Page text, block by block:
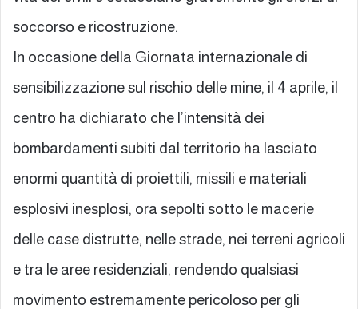
soccorso e ricostruzione.
In occasione della Giornata internazionale di
sensibilizzazione sul rischio delle mine, il 4 aprile, il
centro ha dichiarato che l’intensità dei
bombardamenti subiti dal territorio ha lasciato
enormi quantità di proiettili, missili e materiali
esplosivi inesplosi, ora sepolti sotto le macerie
delle case distrutte, nelle strade, nei terreni agricoli
e tra le aree residenziali, rendendo qualsiasi
movimento estremamente pericoloso per gli